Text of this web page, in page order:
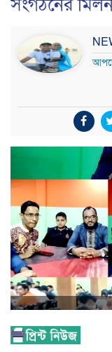
সংগঠনের